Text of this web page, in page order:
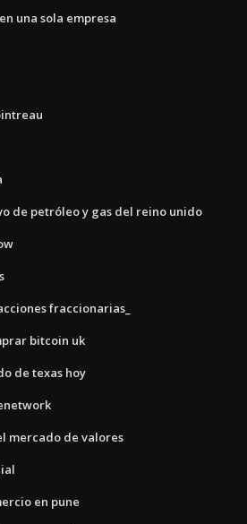
una sola empresa
de petróleo y gas del reino unido
fraccionarias_
bitcoin uk
de texas hoy
mercado de valores
en pune